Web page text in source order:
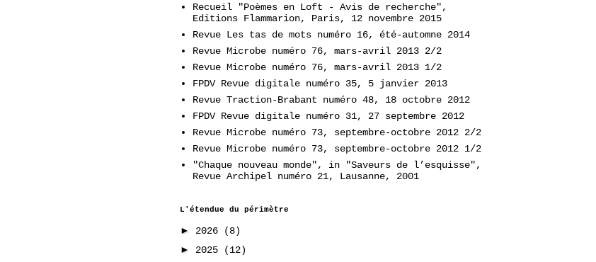
Recueil "Poèmes en Loft - Avis de recherche",
Editions Flammarion, Paris, 12 novembre 2015
Revue Les tas de mots numéro 16, été-automne 2014
Revue Microbe numéro 76, mars-avril 2013 2/2
Revue Microbe numéro 76, mars-avril 2013 1/2
FPDV Revue digitale numéro 35, 5 janvier 2013
Revue Traction-Brabant numéro 48, 18 octobre 2012
FPDV Revue digitale numéro 31, 27 septembre 2012
Revue Microbe numéro 73, septembre-octobre 2012 2/2
Revue Microbe numéro 73, septembre-octobre 2012 1/2
"Chaque nouveau monde", in "Saveurs de l’esquisse",
Revue Archipel numéro 21, Lausanne, 2001
L'étendue du périmètre
► 2026
(8)
► 2025
(12)